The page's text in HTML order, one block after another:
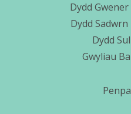
Dydd
Dydd Sadwrn
Dydd
Gwyliau